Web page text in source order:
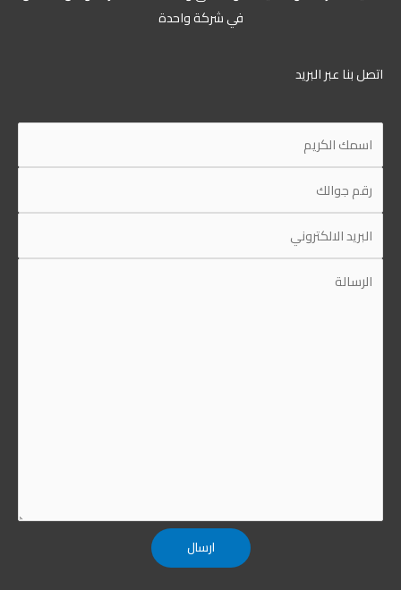
في شركة واحدة
بنا عبر البريد